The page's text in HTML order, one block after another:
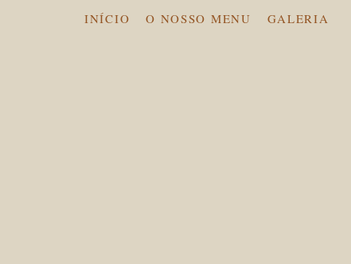
INÍCIO O NOSSO MENU GALERIA